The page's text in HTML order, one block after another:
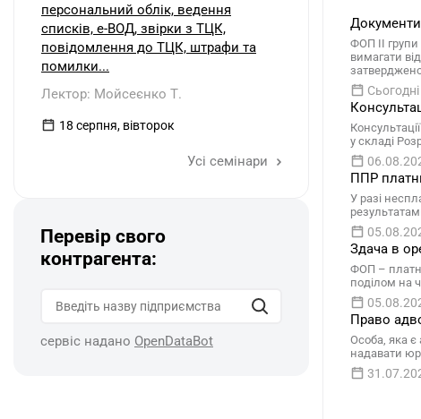
ФОП ІІ
вимагати
у складі
ППР
У разі
Здача в
ФОП –
поділом на
Право
Особа, яка є
надавати
персональний облік, ведення
списків, е-ВОД, звірки з ТЦК,
повідомлення до ТЦК, штрафи та
помилки...
Лектор: Мойсеєнко Т.
18 серпня, вівторок
Усі семінари
Перевір свого
контрагента:
сервіс надано OpenDataBot